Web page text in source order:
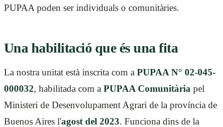
PUPAA poden ser individuals o comunitàries.
Una habilitació que és una fita
La nostra unitat està inscrita com a PUPAA N° 02-045-
000032, habilitada com a PUPAA Comunitària pel
Ministeri de Desenvolupament Agrari de la província de
Buenos Aires l'agost del 2023. Funciona dins de la